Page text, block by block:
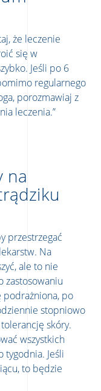
że leczenie
się w
Jeśli po 6
regularnego
porozmawiaj z
leczenia.”
na
przestrzegać
Na
ale to nie
zastosowaniu
podrażniona, po
stopniowo
skóry.
wszystkich
Jeśli
to będzie